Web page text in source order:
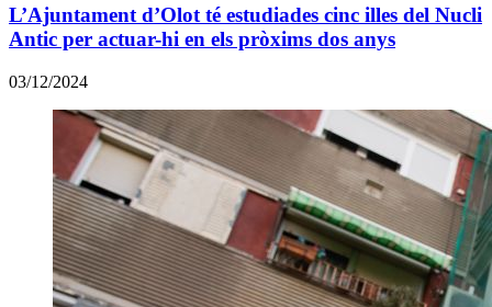
L’Ajuntament d’Olot té estudiades cinc illes del Nucli
Antic per actuar-hi en els pròxims dos anys
03/12/2024